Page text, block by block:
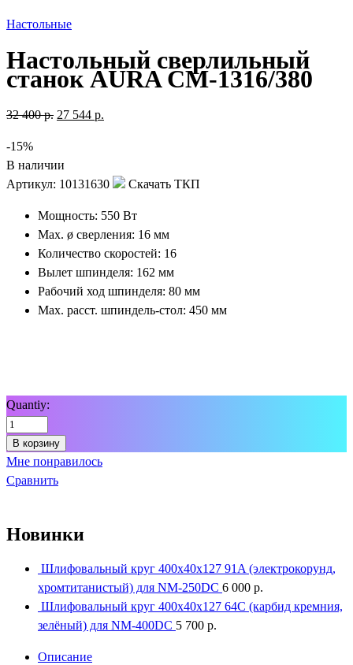
Настольные
Настольный сверлильный
станок AURA CM-1316/380
32 400р. 27 544 р.
-15%
В наличии
Артикул: 10131630 Скачать ТКП
Мощность: 550 Вт
Max. ø сверления: 16 мм
Количество скоростей: 16
Вылет шпинделя: 162 мм
Рабочий ход шпинделя: 80 мм
Max. расст. шпиндель-стол: 450 мм
Quantiy:
В корзину
Мне понравилось
Сравнить
Новинки
Шлифовальный круг 400x40x127 91A (электрокорунд,
хромтитанистый) для NM-250DC 6 000 р.
Шлифовальный круг 400x40x127 64С (карбид кремния,
зелёный) для NM-400DC 5 700 р.
Описание